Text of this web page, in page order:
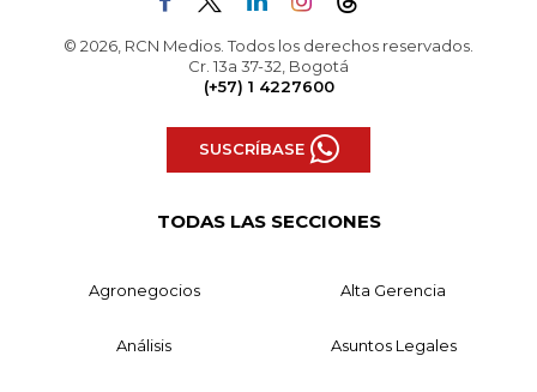
© 2026, RCN Medios. Todos los derechos reservados.
Cr. 13a 37-32, Bogotá
(+57) 1 4227600
SUSCRÍBASE
TODAS LAS SECCIONES
Agronegocios Alta Gerencia
Análisis Asuntos Legales